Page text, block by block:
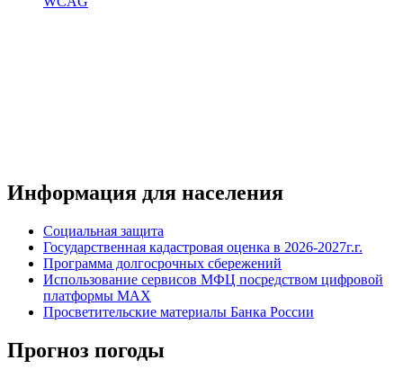
Информация для населения
Социальная защита
Государственная кадастровая оценка в 2026-2027г.г.
Программа долгосрочных сбережений
Использование сервисов МФЦ посредством цифровой
платформы MAX
Просветительские материалы Банка России
Прогноз погоды